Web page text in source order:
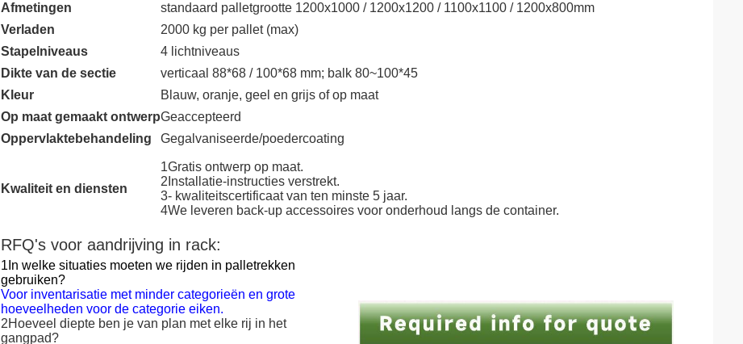
Afmetingen
standaard palletgrootte 1200x1000 / 1200x1200 / 1100x1100 / 1200x800mm
Verladen
2000 kg per pallet (max)
Stapelniveaus
4 lichtniveaus
Dikte van de sectie
verticaal 88*68 / 100*68 mm; balk 80~100*45
Kleur
Blauw, oranje, geel en grijs of op maat
Op maat gemaakt ontwerpGeaccepteerd
Oppervlaktebehandeling
Gegalvaniseerde/poedercoating
Kwaliteit en diensten
1Gratis ontwerp op maat.
2Installatie-instructies verstrekt.
3- kwaliteitscertificaat van ten minste 5 jaar.
4We leveren back-up accessoires voor onderhoud langs de container.
RFQ's voor aandrijving in rack:
1In welke situaties moeten we rijden in palletrekken
gebruiken?
Voor inventarisatie met minder categorieën en grote
hoeveelheden voor de categorie eiken.
2Hoeveel diepte ben je van plan met elke rij in het
gangpad?